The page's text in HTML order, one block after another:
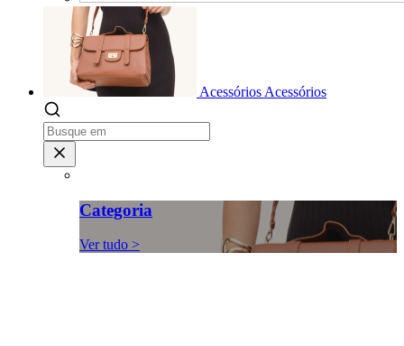
Acessórios Acessórios
Categoria
Ver tudo >